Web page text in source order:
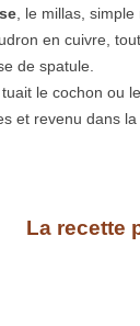
, le millas,
en cuivre,
de spatule.
le cochon ou
et revenu dans la
La recette